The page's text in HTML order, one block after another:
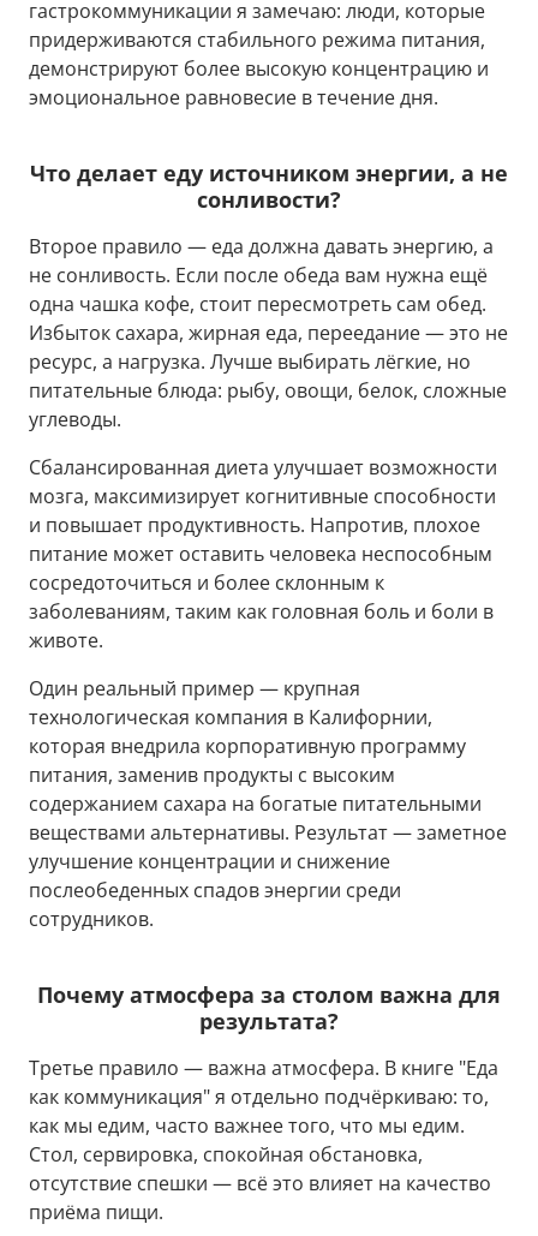
гастрокоммуникации я замечаю: люди, которые
придерживаются стабильного режима питания,
демонстрируют более высокую концентрацию и
эмоциональное равновесие в течение дня.
Что делает еду источником энергии, а не
сонливости?
Второе правило — еда должна давать энергию, а
не сонливость. Если после обеда вам нужна ещё
одна чашка кофе, стоит пересмотреть сам обед.
Избыток сахара, жирная еда, переедание — это не
ресурс, а нагрузка. Лучше выбирать лёгкие, но
питательные блюда: рыбу, овощи, белок, сложные
углеводы.
Сбалансированная диета улучшает возможности
мозга, максимизирует когнитивные способности
и повышает продуктивность. Напротив, плохое
питание может оставить человека неспособным
сосредоточиться и более склонным к
заболеваниям, таким как головная боль и боли в
животе.
Один реальный пример — крупная
технологическая компания в Калифорнии,
которая внедрила корпоративную программу
питания, заменив продукты с высоким
содержанием сахара на богатые питательными
веществами альтернативы. Результат — заметное
улучшение концентрации и снижение
послеобеденных спадов энергии среди
сотрудников.
Почему атмосфера за столом важна для
результата?
Третье правило — важна атмосфера. В книге "Еда
как коммуникация" я отдельно подчёркиваю: то,
как мы едим, часто важнее того, что мы едим.
Стол, сервировка, спокойная обстановка,
отсутствие спешки — всё это влияет на качество
приёма пищи.